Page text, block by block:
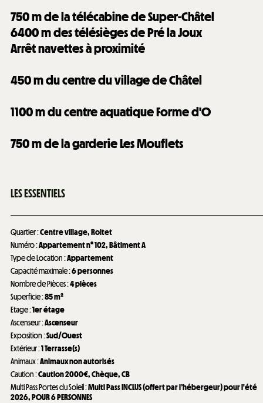
750m de la télécabine de Super-Châtel
6400m des télésièges de Pré la Joux
Arrêt navettes à proximité
450m du centre du village de Châtel
1100m du centre aquatique Forme d'O
750m de la garderie Les Mouflets
LES ESSENTIELS
Quartier:Centre village Roitet
Numéro:Appartement n°102 Bâtiment A
Type de Location:Appartement
Capacité maximale:6 personnes
Nombre de Pièces:4 pièces
Superficie:85m²
Etage:1er étage
Ascenseur:Ascenseur
Exposition:Sud/Ouest
Extérieur:1Terrasse(s)
Animaux:Animaux non autorisés
Caution:Caution2000€ Chèque CB
Multi Pass Portes du Soleil :Multi Pass INCLUS (offert par l’hébergeur) pour l'été
2026 POUR 6 PERSONNES